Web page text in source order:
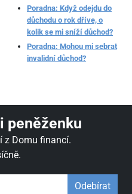
Poradna: Když odejdu do
důchodu o rok dříve, o
kolik se mi sníží důchod?
Poradna: Mohou mi sebrat
invalidní důchod?
peněženku
z Domu financí.
Odebírat